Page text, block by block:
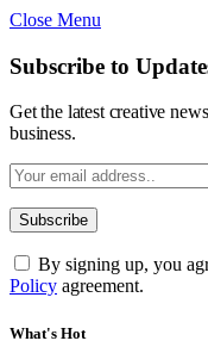
Close Menu
Subscribe to
Get the latest creative
business.
By signing up, you
Policy agreement.
What's Hot